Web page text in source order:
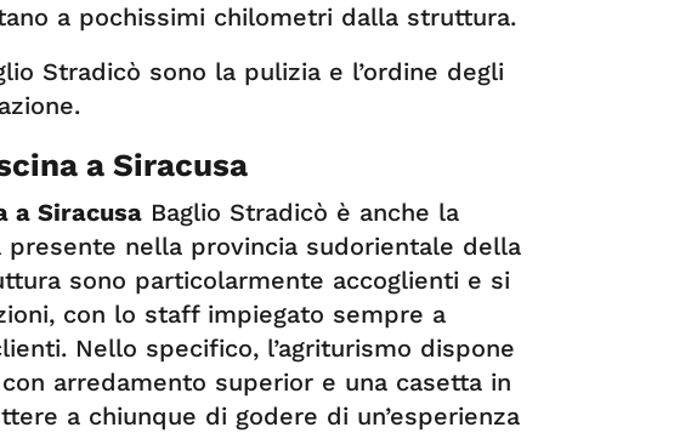
a pochissimi chilometri dalla struttura.
Stradicò sono la pulizia e l’ordine degli
a Siracusa
a Siracusa Baglio Stradicò è anche la
presente nella provincia sudorientale della
sono particolarmente accoglienti e si
con lo staff impiegato sempre a
Nello specifico, l’agriturismo dispone
arredamento superior e una casetta in
a chiunque di godere di un’esperienza